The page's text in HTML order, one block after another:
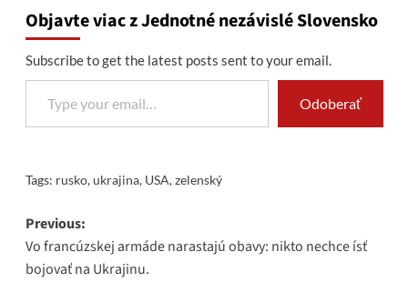
Objavte viac z Jednotné nezávislé Slovensko
Subscribe to get the latest posts sent to your email.
Type your email…
Odoberať
Tags: rusko,ukrajina, USA,zelenský
Post
navigation
Previous:
Vo francúzskej armáde narastajú obavy: nikto nechce ísť
bojovať na Ukrajinu.